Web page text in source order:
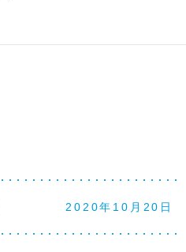
2020年10月20日